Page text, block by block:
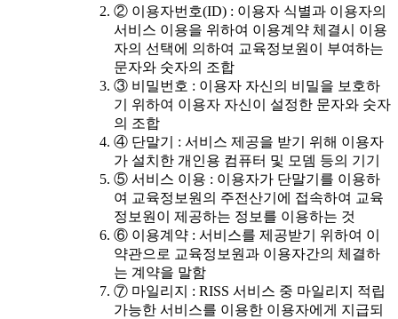
② 이용자번호(ID) : 이용자 식별과 이용자의
서비스 이용을 위하여 이용계약 체결시 이용
자의 선택에 의하여 교육정보원이 부여하는
문자와 숫자의 조합
③ 비밀번호 : 이용자 자신의 비밀을 보호하
기 위하여 이용자 자신이 설정한 문자와 숫자
의 조합
④ 단말기 : 서비스 제공을 받기 위해 이용자
가 설치한 개인용 컴퓨터 및 모뎀 등의 기기
⑤ 서비스 이용 : 이용자가 단말기를 이용하
여 교육정보원의 주전산기에 접속하여 교육
정보원이 제공하는 정보를 이용하는 것
⑥ 이용계약 : 서비스를 제공받기 위하여 이
약관으로 교육정보원과 이용자간의 체결하
는 계약을 말함
⑦ 마일리지 : RISS 서비스 중 마일리지 적립
가능한 서비스를 이용한 이용자에게 지급되